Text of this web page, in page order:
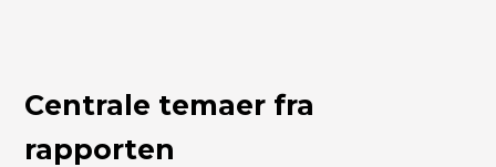
Centrale temaer fra
rapporten